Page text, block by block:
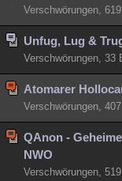
Verschwörungen,
Unfug, Lug &
Verschwörungen, 33
Atomarer
Verschwörungen,
QAnon -
NWO
Verschwörungen,